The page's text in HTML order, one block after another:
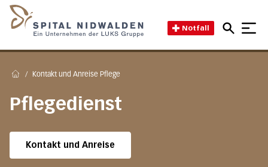
Notfall
/ Kontakt und Anreise Pflege
Pflegedienst
Kontakt und Anreise